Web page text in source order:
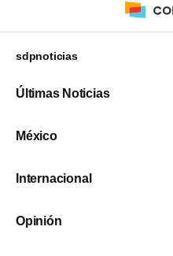
sdpnoticias
Últimas Noticias
México
Internacional
Opinión